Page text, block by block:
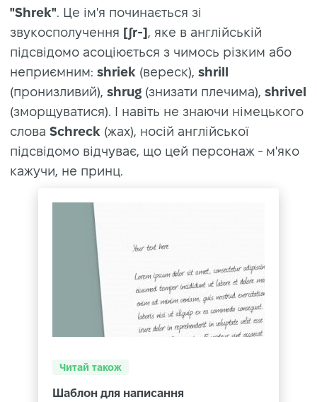
"Shrek". Це ім'я починається зі
звукосполучення [ʃr-], яке в англійській
підсвідомо асоціюється з чимось різким або
неприємним: shriek (вереск), shrill
(пронизливий), shrug (знизати плечима), shrivel
(зморщуватися). І навіть не знаючи німецького
слова Schreck (жах), носій англійської
підсвідомо відчуває, що цей персонаж - м'яко
кажучи, не принц.
Читай також
Шаблон для написання